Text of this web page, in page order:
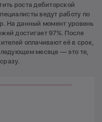
роста дебиторской
ведут работу по
На данный момент уровень
достигает 97%. После
оплачивают её в срок,
месяце — это те,